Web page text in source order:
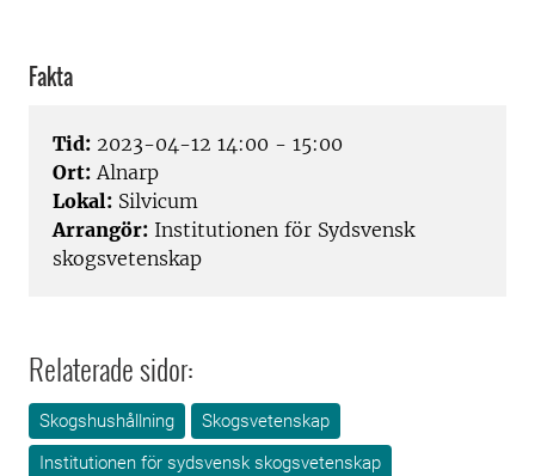
Fakta
Tid: 2023-04-12 14:00 - 15:00
Ort: Alnarp
Lokal: Silvicum
Arrangör: Institutionen för Sydsvensk
skogsvetenskap
Relaterade sidor:
Skogshushållning
Skogsvetenskap
Institutionen för sydsvensk skogsvetenskap